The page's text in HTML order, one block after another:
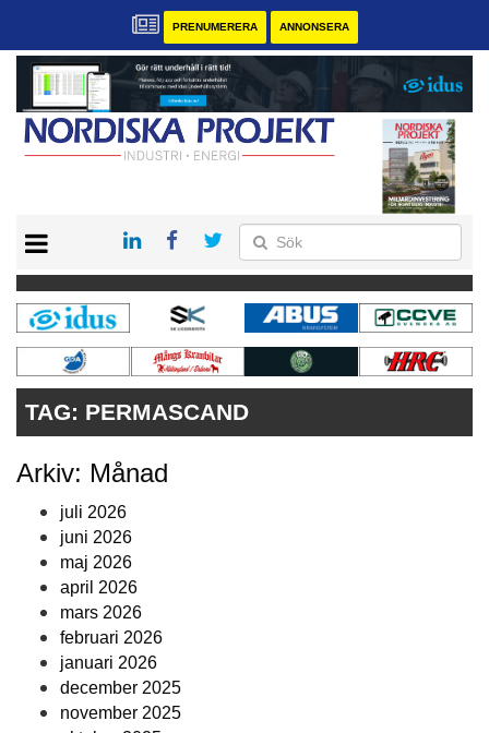
PRENUMERERA ANNONSERA
KONTAKT
VÅRA ANDRA MAGASIN
PRENUMERERA
ANNONSERA
TAG: PERMASCAND
Arkiv: Månad
juli 2026
juni 2026
maj 2026
april 2026
mars 2026
februari 2026
januari 2026
december 2025
november 2025